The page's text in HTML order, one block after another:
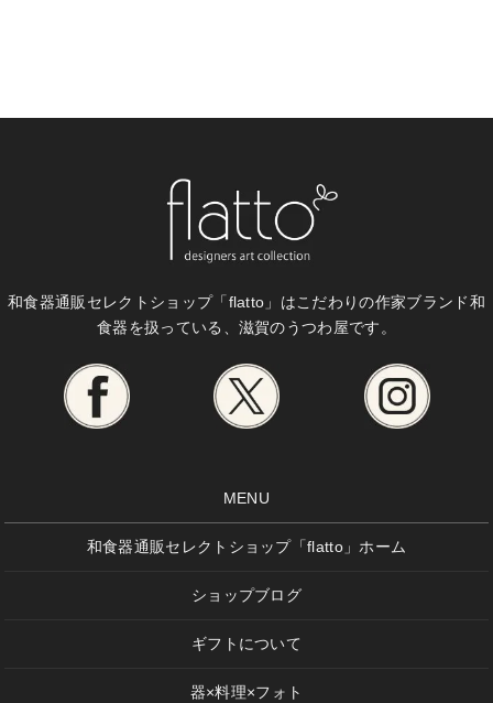
和食器通販セレクトショップ「flatto」はこだわりの作家ブランド和
食器を扱っている、滋賀のうつわ屋です。
MENU
和食器通販セレクトショップ「flatto」ホーム
ショップブログ
ギフトについて
器×料理×フォト